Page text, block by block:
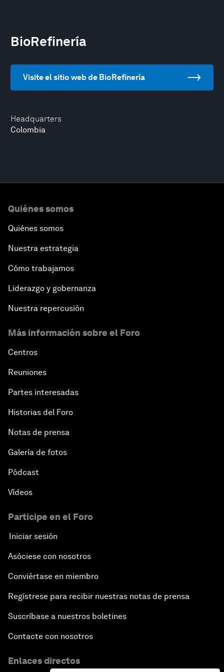
Headquarters
Colombia
BioRefinería
Visite el sitio web de BioRefinería
Quiénes somos
Quiénes somos
Nuestra estrategia
Cómo trabajamos
Liderazgo y gobernanza
Nuestra repercusión
Más información sobre el Foro
Centros
Reuniones
Partes interesadas
Historias del Foro
Notas de prensa
Galería de fotos
Pódcast
Vídeos
Participe en el Foro
Iniciar sesión
Asóciese con nosotros
Conviértase en miembro
Regístrese para recibir nuestras notas de prensa
Suscríbase a nuestros boletines
Contacte con nosotros
Enlaces directos